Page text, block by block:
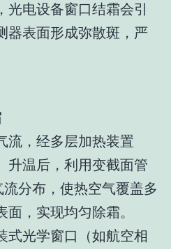
电设备窗口结霜会引
器表面形成弥散斑，严
流，经多层加热装置
升温后，利用变截面管
分布，使热空气覆盖多
，实现均匀除霜。
式光学窗口（如航空相